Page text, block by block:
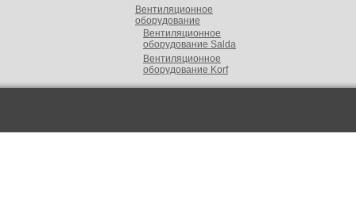
Вентиляционное
оборудование
Вентиляционное
оборудование Salda
Вентиляционное
оборудование Korf